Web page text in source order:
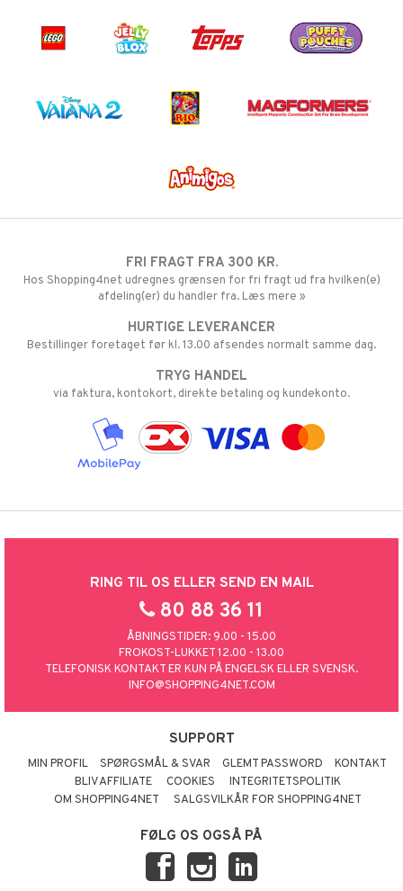
FRI FRAGT FRA 300 KR.
Hos Shopping4net udregnes grænsen for fri fragt ud fra hvilken(e)
afdeling(er) du handler fra. Læs mere »
HURTIGE LEVERANCER
Bestillinger foretaget før kl. 13.00 afsendes normalt samme dag.
TRYG HANDEL
via faktura, kontokort, direkte betaling og kundekonto.
RING TIL OS ELLER SEND EN MAIL
80 88 36 11
ÅBNINGSTIDER: 9.00 - 15.00
FROKOST-LUKKET 12.00 - 13.00
TELEFONISK KONTAKT ER KUN PÅ ENGELSK ELLER SVENSK.
INFO@SHOPPING4NET.COM
SUPPORT
MIN PROFIL SPØRGSMÅL & SVAR GLEMT PASSWORD
KONTAKT
BLIV AFFILIATE
COOKIES
INTEGRITETSPOLITIK
OM SHOPPING4NET
SALGSVILKÅR FOR SHOPPING4NET
FØLG OS OGSÅ PÅ